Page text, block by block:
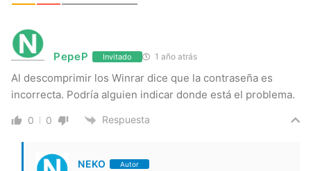
PepeP Invitado 1 año atrás
Al descomprimir los Winrar dice que la contraseña es
incorrecta. Podría alguien indicar donde está el problema.
0 0 Respuesta
NEKO Autor